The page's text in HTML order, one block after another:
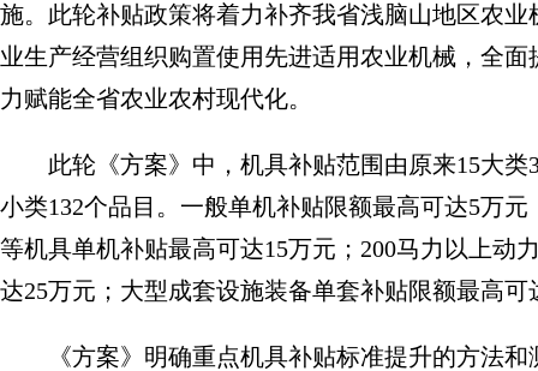
施。此轮补贴政策将着力补齐我省浅脑山地区农
业生产经营组织购置使用先进适用农业机械，全
力赋能全省农业农村现代化。
此轮《方案》中，机具补贴范围由原来15大
小类132个品目。一般单机补贴限额最高可达5万
等机具单机补贴最高可达15万元；200马力以上动
达25万元；大型成套设施装备单套补贴限额最高可
《方案》明确重点机具补贴标准提升的方法